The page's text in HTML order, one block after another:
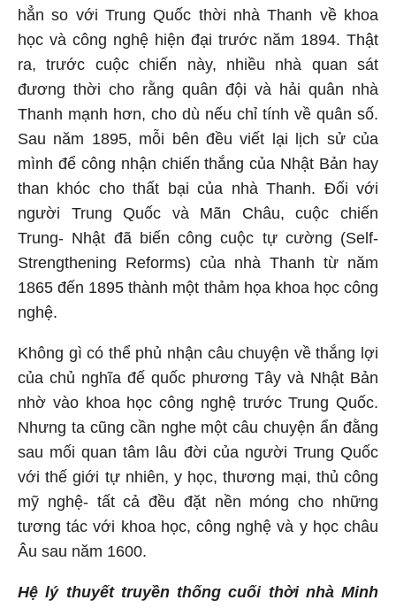
hẳn so với Trung Quốc thời nhà Thanh về khoa
học và công nghệ hiện đại trước năm 1894. Thật
ra, trước cuộc chiến này, nhiều nhà quan sát
đương thời cho rằng quân đội và hải quân nhà
Thanh mạnh hơn, cho dù nếu chỉ tính về quân số.
Sau năm 1895, mỗi bên đều viết lại lịch sử của
mình để công nhận chiến thắng của Nhật Bản hay
than khóc cho thất bại của nhà Thanh. Đối với
người Trung Quốc và Mãn Châu, cuộc chiến
Trung- Nhật đã biến công cuộc tự cường (Self-
Strengthening Reforms) của nhà Thanh từ năm
1865 đến 1895 thành một thảm họa khoa học công
nghệ.
Không gì có thể phủ nhận câu chuyện về thắng lợi
của chủ nghĩa đế quốc phương Tây và Nhật Bản
nhờ vào khoa học công nghệ trước Trung Quốc.
Nhưng ta cũng cần nghe một câu chuyện ẩn đằng
sau mối quan tâm lâu đời của người Trung Quốc
với thế giới tự nhiên, y học, thương mại, thủ công
mỹ nghệ- tất cả đều đặt nền móng cho những
tương tác với khoa học, công nghệ và y học châu
Âu sau năm 1600.
Hệ lý thuyết truyền thống cuối thời nhà Minh